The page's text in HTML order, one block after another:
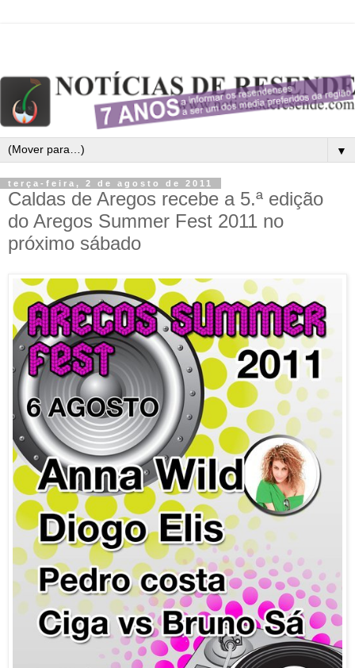
▼
terça-feira, 2 de agosto de 2011
Caldas de Aregos recebe a 5.ª edição
do Aregos Summer Fest 2011 no
próximo sábado